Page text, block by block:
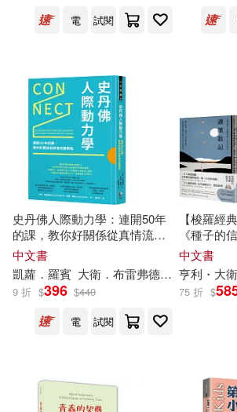
田中陽子(87)
星雲大師(85) 管家琪(83)
藤子．F．不二雄(83)
弥勒皇佛(82)
Maria Isabel(81)
Sanchez Vegara(81)
全國考訊編輯部
廣西師範大學出版社(809)
上海人民出版社(742)
天地出版社(740)
人民文學出版社(727)
中國計量出版社(721)
聯經出版公司(712)
武漢大學出版社(706)
電 試閱
史丹佛人際動力學：連開50年
的課，教你好關係從真情流露
開始
中文書
凱蘿．羅賓 大衛 ．布雷弗德 蔡惠伃
9 折 $396 $440
電
試閱
【梭羅經
《種子的
繁體中文
【當代經
中譯本】》
中文書
亨利・ 大衛
75 折 $